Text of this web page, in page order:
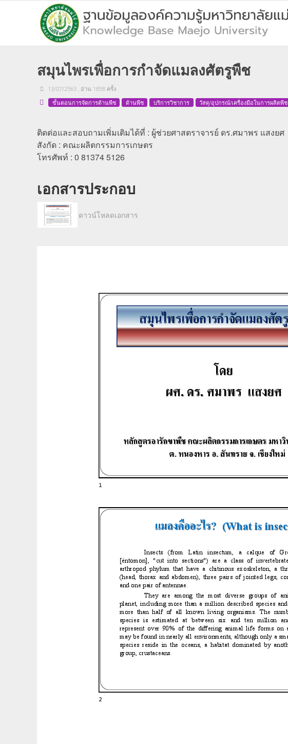
สมุนไพรเพื่อการกำจัดแมลงศัตรูพืช
13/07/2563 , อ่าน 1858 ครั้ง
ขั้นตอนการจัดการด้านพืช ด้านพืช บริการวิชาการ วัสดุ/อุปกรณ์/เครื่องมือในการผลิตพืช
ติดต่อและสอบถามเพิ่มเติมได้ที่ : ผู้ช่วยศาสตราจารย์ ดร.ศมาพร แสงยศ
สังกัด : คณะผลิตกรรมการเกษตร
โทรศัพท์ : 0 81374 5126
เอกสารประกอบ
ดาวน์โหลดเอกสาร